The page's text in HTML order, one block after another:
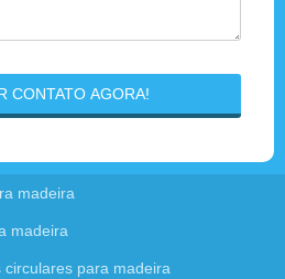
CONTATO AGORA!
madeira
madeira
circulares para madeira